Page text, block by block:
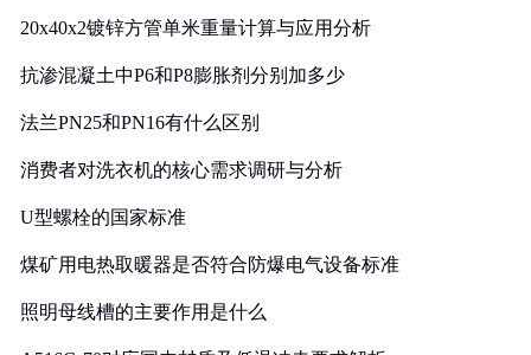
20x40x2镀锌方管单米重量计算与应用分析
抗渗混凝土中P6和P8膨胀剂分别加多少
法兰PN25和PN16有什么区别
消费者对洗衣机的核心需求调研与分析
U型螺栓的国家标准
煤矿用电热取暖器是否符合防爆电气设备标准
照明母线槽的主要作用是什么